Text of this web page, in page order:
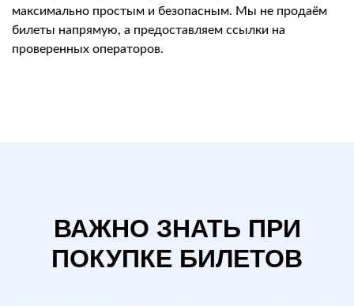
максимально простым и безопасным. Мы не продаём
билеты напрямую, а предоставляем ссылки на
проверенных операторов.
ВАЖНО ЗНАТЬ ПРИ
ПОКУПКЕ БИЛЕТОВ